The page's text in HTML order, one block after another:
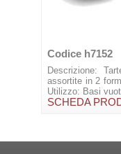
Codice h7152
Descrizione:
assortite in 2
Utilizzo: Basi
SCHEDA